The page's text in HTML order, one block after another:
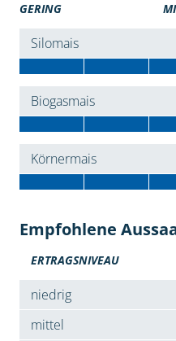
GERING
Silomais
Biogasmais
Körnermais
Empfohlene
ERTRAGSNIVEAU
niedrig
mittel